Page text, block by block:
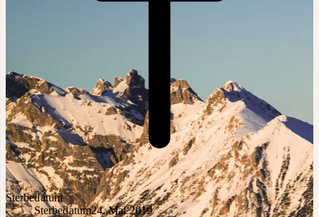
Sterbedatum
Sterbedatum24. Mai 2019